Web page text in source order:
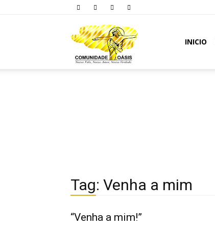
INICIO
Tag: Venha a mim
“Venha a mim!”